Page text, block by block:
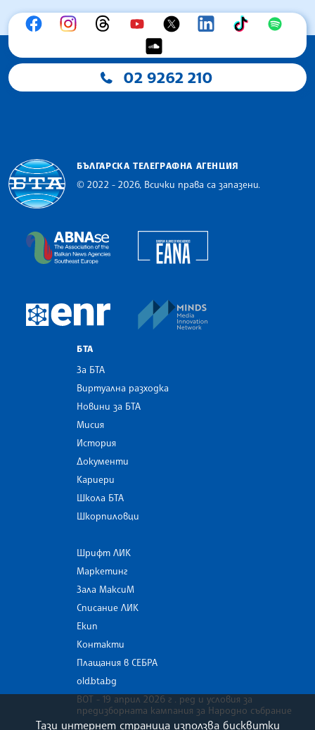
02 9262 210
БЪЛГАРСКА ТЕЛЕГРАФНА АГЕНЦИЯ
© 2022 - 2026, Всички права са запазени.
The Assocoation of the Balkan News Agencies
European Newsroom
БТА
За БТА
Виртуална разходка
Новини за БТА
Мисия
История
Документи
Кариери
Школа БТА
Шкорпиловци
Шрифт ЛИК
Маркетинг
Зала МаксиМ
Списание ЛИК
Екип
Контакти
Плащания в СЕБРА
old.bta.bg
ВОТ - 19 април 2026 г . ред и условия за
предизборната кампания за Народно събрание
Тази интернет страница използва бисквитки